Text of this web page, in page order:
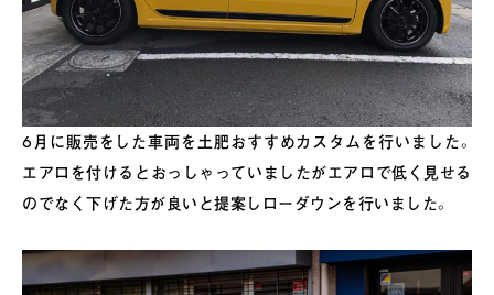
6月に販売をした車両を土肥おすすめカスタムを行いました。
エアロを付けるとおっしゃっていましたがエアロで低く見せる
のでなく下げた方が良いと提案しローダウンを行いました。